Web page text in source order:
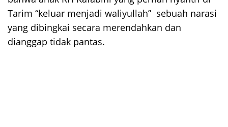
Tarim “keluar menjadi waliyullah” sebuah narasi
yang dibingkai secara merendahkan dan
dianggap tidak pantas.